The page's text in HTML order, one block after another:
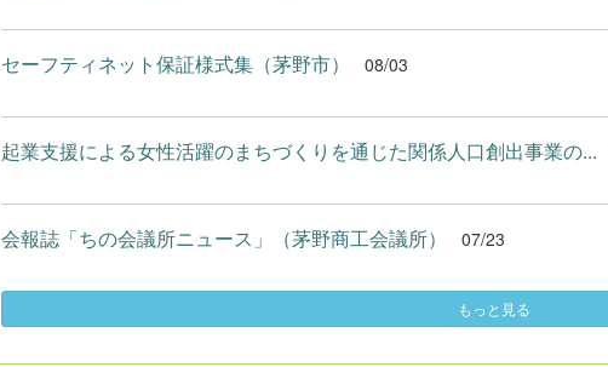
セーフティネット保証様式集（茅野市） 08/03
起業支援による女性活躍のまちづくりを通じた関係人口創出事業の...
会報誌「ちの会議所ニュース」（茅野商工会議所） 07/23
もっと見る